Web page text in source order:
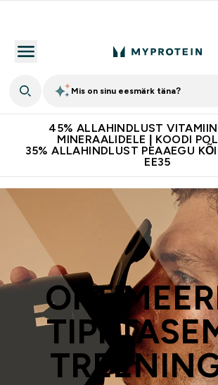
Mis on sinu eesmärk täna?
45% ALLAHINDLUST
MINERAALIDELE | KOODI
35% ALLAHINDLUST PEAAEGU
EE35